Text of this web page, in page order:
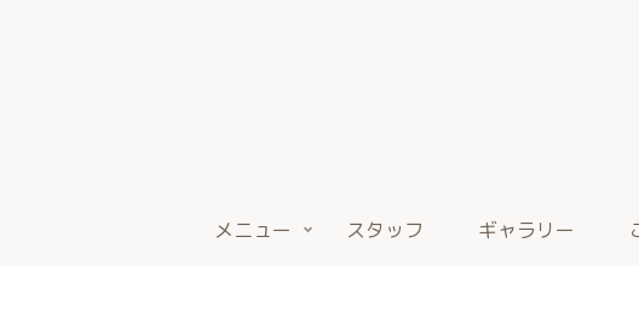
メニュー スタッフ ギャラリー